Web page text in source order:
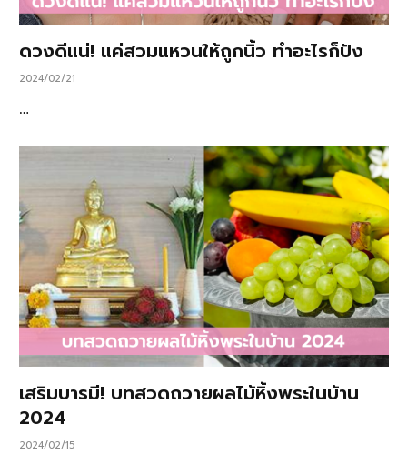
ดวงดีแน่! แค่สวมแหวนให้ถูกนิ้ว ทำอะไรก็ปัง
2024/02/21
…
เสริมบารมี! บทสวดถวายผลไม้หิ้งพระในบ้าน
2024
2024/02/15